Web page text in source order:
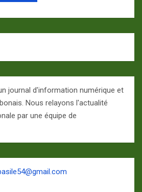
journal d'information numérique et
Nous relayons l'actualité
par une équipe de